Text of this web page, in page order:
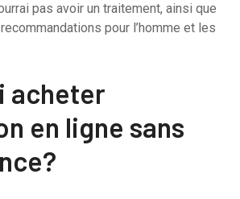
pas avoir un traitement, ainsi que
pour l’homme et les
acheter
en ligne sans